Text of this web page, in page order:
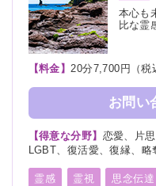
本心も
比な霊
【料金】20分7,700円（税
お問い
【得意な分野】 恋愛、片
LGBT、復活愛、復縁、
介護、進路、学業、受験
霊感 霊視 思念伝達